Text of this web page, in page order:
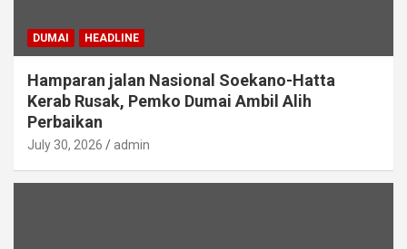
DUMAI HEADLINE
Hamparan jalan Nasional Soekano-Hatta
Kerab Rusak, Pemko Dumai Ambil Alih
Perbaikan
July 30, 2026 admin